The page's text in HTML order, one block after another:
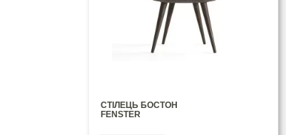
СТІЛЕЦЬ БОСТОН
FENSTER